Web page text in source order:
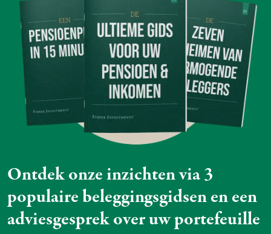
Ontdek onze inzichten via 3
populaire beleggingsgidsen en een
adviesgesprek over uw portefeuille